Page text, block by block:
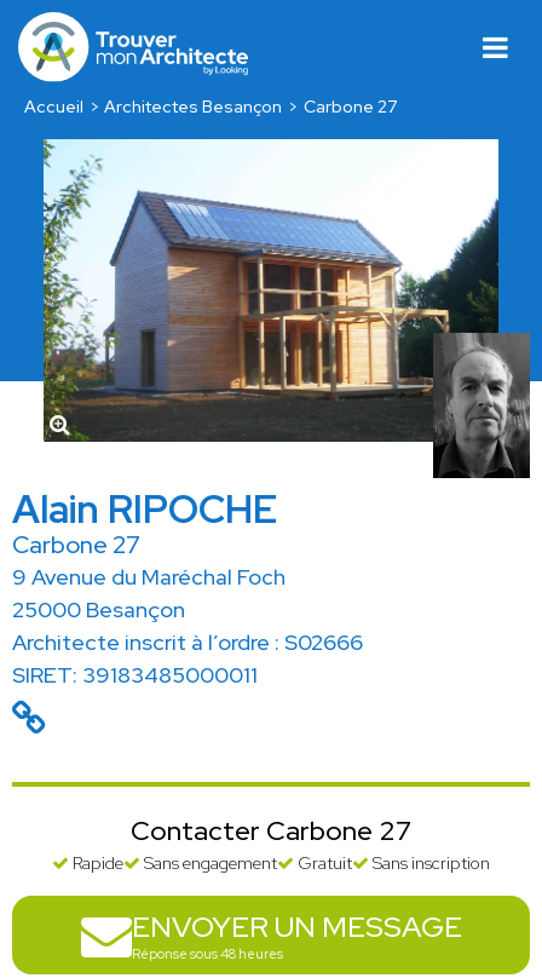
Accueil Architectes Besançon Carbone 27
Alain RIPOCHE
Carbone 27
9 Avenue du Maréchal Foch
25000 Besançon
Architecte inscrit à l’ordre : S02666
SIRET: 39183485000011
Contacter Carbone 27
Rapide Sans engagement Gratuit Sans inscription
ENVOYER UN MESSAGE
Réponse sous 48 heures